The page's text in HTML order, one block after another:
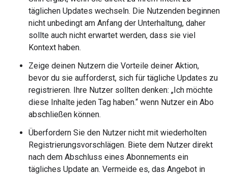
täglichen Updates wechseln. Die Nutzenden beginnen
nicht unbedingt am Anfang der Unterhaltung, daher
sollte auch nicht erwartet werden, dass sie viel
Kontext haben.
Zeige deinen Nutzern die Vorteile deiner Aktion,
bevor du sie aufforderst, sich für tägliche Updates zu
registrieren. Ihre Nutzer sollten denken: „Ich möchte
diese Inhalte jeden Tag haben.“ wenn Nutzer ein Abo
abschließen können.
Überfordern Sie den Nutzer nicht mit wiederholten
Registrierungsvorschlägen. Biete dem Nutzer direkt
nach dem Abschluss eines Abonnements ein
tägliches Update an. Vermeide es, das Angebot in